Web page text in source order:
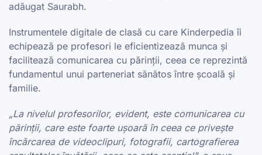
adăugat Saurabh.
Instrumentele digitale de clasă cu care Kinderpedia îi
echipează pe profesori le eficientizează munca și
facilitează comunicarea cu părinții, ceea ce reprezintă
fundamentul unui parteneriat sănătos între școală și
familie.
„La nivelul profesorilor, evident, este comunicarea cu
părinții, care este foarte ușoară în ceea ce privește
încărcarea de videoclipuri, fotografii, cartografierea